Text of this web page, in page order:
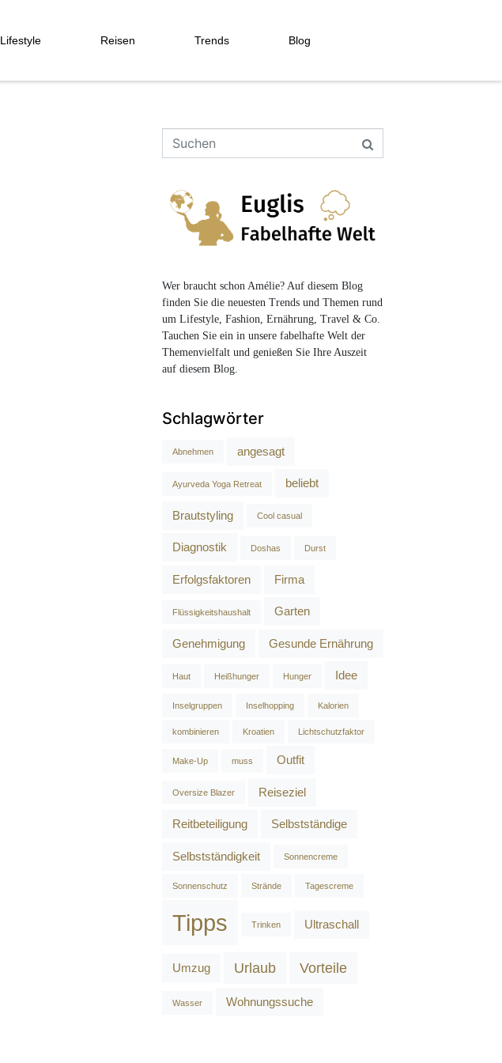
Lifestyle Reisen Trends Blog
Wer braucht schon Amélie? Auf diesem Blog
finden Sie die neuesten Trends und Themen rund
um Lifestyle, Fashion, Ernährung, Travel & Co.
Tauchen Sie ein in unsere fabelhafte Welt der
Themenvielfalt und genießen Sie Ihre Auszeit
auf diesem Blog.
Schlagwörter
Abnehmen angesagt
Ayurveda Yoga Retreat beliebt
Brautstyling Cool casual
Diagnostik Doshas Durst
Erfolgsfaktoren Firma
Flüssigkeitshaushalt Garten
Genehmigung Gesunde Ernährung
Haut Heißhunger Hunger Idee
Inselgruppen Inselhopping Kalorien
kombinieren Kroatien Lichtschutzfaktor
Make-Up muss Outfit
Oversize Blazer Reiseziel
Reitbeteiligung Selbstständige
Selbstständigkeit Sonnencreme
Sonnenschutz Strände Tagescreme
Tipps Trinken Ultraschall
Umzug Urlaub Vorteile
Wasser Wohnungssuche